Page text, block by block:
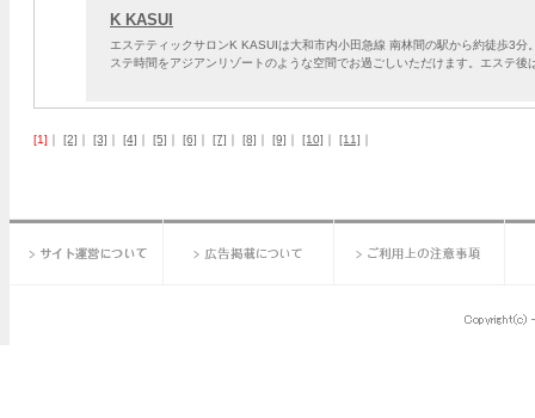
K KASUI
エステティックサロンK KASUIは大和市内小田急線 南林間の駅から約徒歩3
ステ時間をアジアンリゾートのような空間でお過ごしいただけます。エステ
[1] ｜ [2] ｜ [3] ｜ [4] ｜ [5] ｜ [6] ｜ [7] ｜ [8] ｜ [9] ｜ [10] ｜ [11] ｜
サイト運営について 広告掲載について ご利用上の注意事項